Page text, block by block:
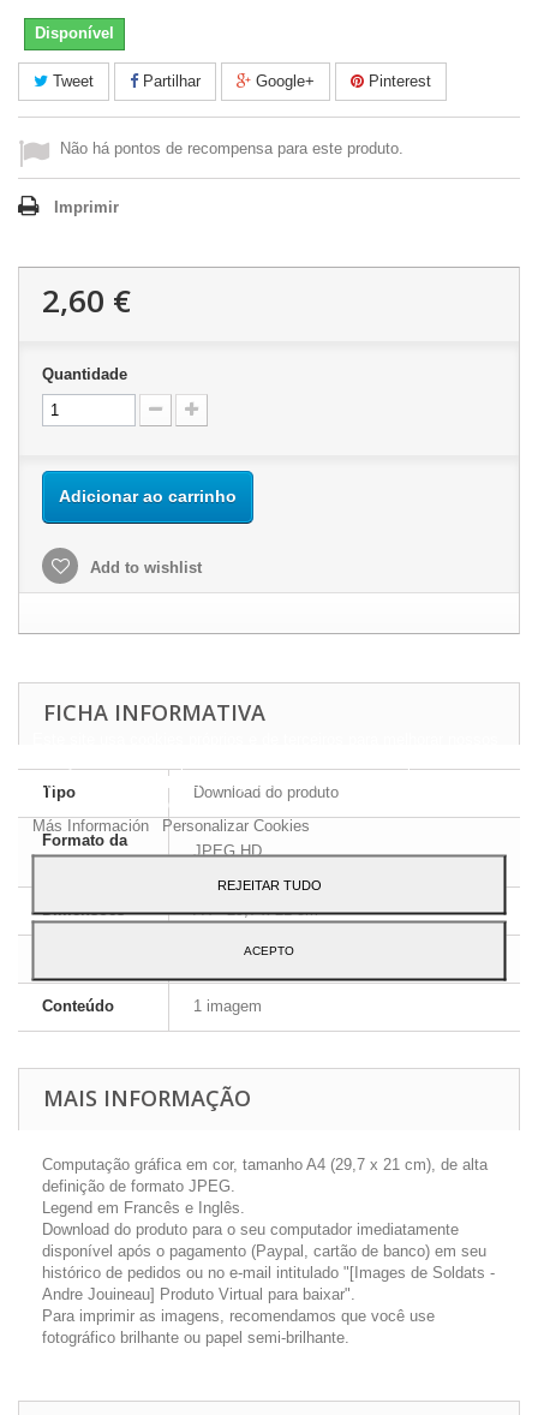
Disponível
Tweet Partilhar Google+ Pinterest
Não há pontos de recompensa para este produto.
Imprimir
2,60 €
Quantidade
Adicionar ao carrinho
Add to wishlist
FICHA INFORMATIVA
Tipo Download do produto
Formato da
imagem
JPEG HD
Dimensões A4 - 29,7 x 21 cm
Inglês e Francês
Conteúdo 1 imagem
MAIS INFORMAÇÃO
Computação gráfica em cor, tamanho A4 (29,7 x 21 cm), de alta
definição de formato JPEG.
Legend em Francês e Inglês.
Download do produto para o seu computador imediatamente
disponível após o pagamento (Paypal, cartão de banco) em seu
histórico de pedidos ou no e-mail intitulado "[Images de Soldats -
Andre Jouineau] Produto Virtual para baixar".
Para imprimir as imagens, recomendamos que você use
fotográfico brilhante ou papel semi-brilhante.
analisando seus hábitos navegação. Para dar seu consentimento
ao seu uso, pressione o botão Aceito.
Más Información
Personalizar Cookies
REJEITAR TUDO
ACEPTO